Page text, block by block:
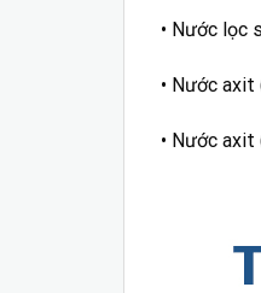
• Nước lọc
• Nước
• Nước